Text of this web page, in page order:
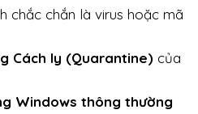
chắc chắn là virus hoặc mã
Cách ly (Quarantine) của
Windows thông thường